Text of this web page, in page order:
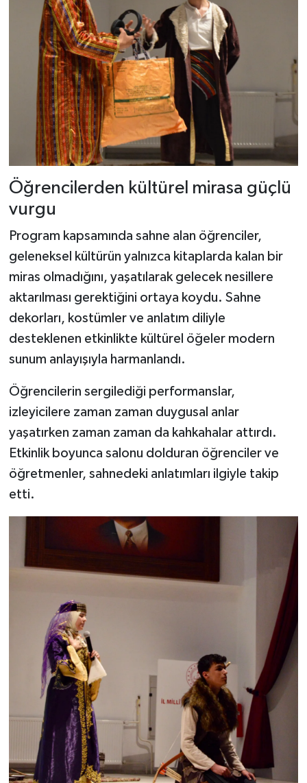
Öğrencilerden kültürel mirasa güçlü
vurgu
Program kapsamında sahne alan öğrenciler,
geleneksel kültürün yalnızca kitaplarda kalan bir
miras olmadığını, yaşatılarak gelecek nesillere
aktarılması gerektiğini ortaya koydu. Sahne
dekorları, kostümler ve anlatım diliyle
desteklenen etkinlikte kültürel öğeler modern
sunum anlayışıyla harmanlandı.
Öğrencilerin sergilediği performanslar,
izleyicilere zaman zaman duygusal anlar
yaşatırken zaman zaman da kahkahalar attırdı.
Etkinlik boyunca salonu dolduran öğrenciler ve
öğretmenler, sahnedeki anlatımları ilgiyle takip
etti.